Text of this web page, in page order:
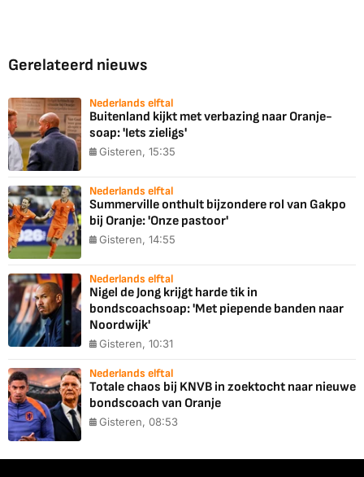
Gerelateerd nieuws
Nederlands elftal
Buitenland kijkt met verbazing naar Oranje-
soap: 'Iets zieligs'
Gisteren, 15:35
Nederlands elftal
Summerville onthult bijzondere rol van Gakpo
bij Oranje: 'Onze pastoor'
Gisteren, 14:55
Nederlands elftal
Nigel de Jong krijgt harde tik in
bondscoachsoap: 'Met piepende banden naar
Noordwijk'
Gisteren, 10:31
Nederlands elftal
Totale chaos bij KNVB in zoektocht naar nieuwe
bondscoach van Oranje
Gisteren, 08:53